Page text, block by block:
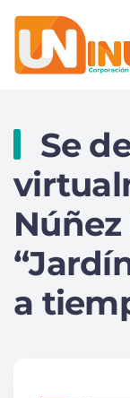
Skip to main
Se
a